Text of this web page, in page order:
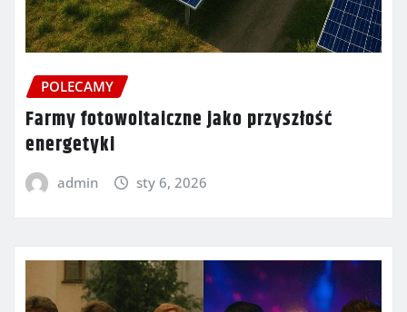
POLECAMY
Farmy fotowoltaiczne jako przyszłość
energetyki
admin sty 6, 2026